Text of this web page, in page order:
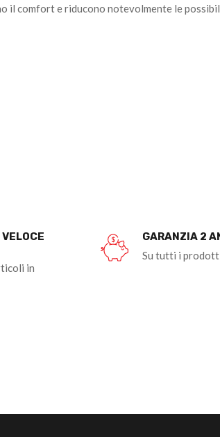
il comfort e riducono notevolmente le
in
GARANZIA 2
Su tutti i